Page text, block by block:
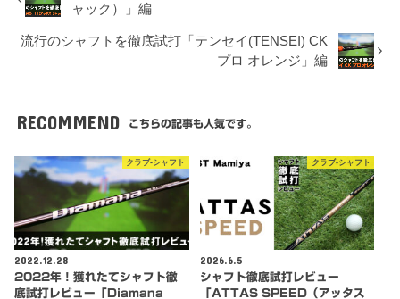
ャック）」編
流行のシャフトを徹底試打「テンセイ(TENSEI) CK
プロ オレンジ」編
RECOMMEND こちらの記事も人気です。
クラブ-シャフト
2022.12.28
2022年！獲れたてシャフト徹
底試打レビュー「Diamana
クラブ-シャフト
2026.6.5
シャフト徹底試打レビュー
「ATTAS SPEED（アッタス